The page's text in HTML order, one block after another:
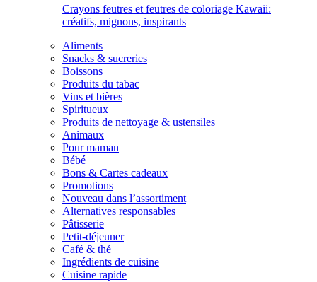
Crayons feutres et feutres de coloriage Kawaii:
créatifs, mignons, inspirants
Aliments
Snacks & sucreries
Boissons
Produits du tabac
Vins et bières
Spiritueux
Produits de nettoyage & ustensiles
Animaux
Pour maman
Bébé
Bons & Cartes cadeaux
Promotions
Nouveau dans l’assortiment
Alternatives responsables
Pâtisserie
Petit-déjeuner
Café & thé
Ingrédients de cuisine
Cuisine rapide